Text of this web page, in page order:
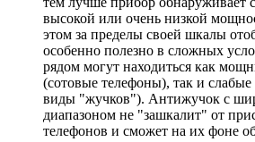
высокой или очень низкой
этом за пределы своей шкалы
особенно полезно в сложных
рядом могут находиться как
(сотовые телефоны), так и слабые
виды "жучков"). Антижучок с
диапазоном не "зашкалит" от
телефонов и сможет на их фоне